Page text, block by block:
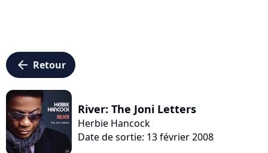
arrow_left Retour
River: The Joni Letters
Herbie Hancock
Date de sortie: 13 février 2008